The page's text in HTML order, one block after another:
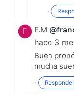
·
F.M
hace 3
Buen
mucha
·